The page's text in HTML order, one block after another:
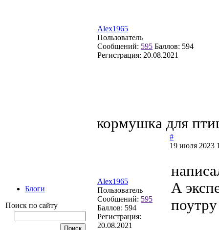
Блоги
Поиск по сайту
Alex1965
Пользователь
Сообщений: 595 Баллов: 594
Регистрация: 20.08.2021
кормушка для
Alex1965
Пользователь
Сообщений: 595
Баллов: 594
Регистрация:
20.08.2021
#
19 июля 2023
А